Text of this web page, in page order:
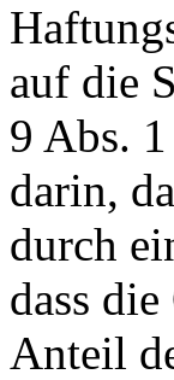
auf die
9 Abs.
darin,
durch
dass
Anteil